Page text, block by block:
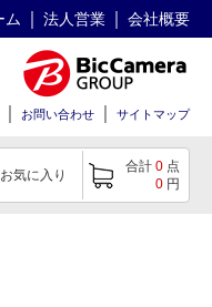
ム 法人営業 会社概要
お問い合わせ サイトマップ
お気に入り
合計 0 点
0 円